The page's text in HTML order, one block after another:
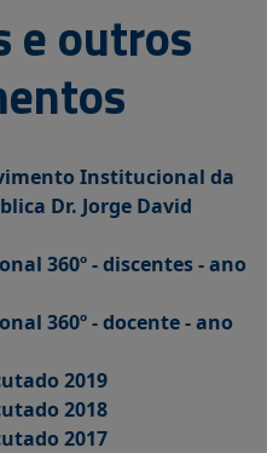
e outros
Institucional da
Dr. Jorge David
360º - discentes - ano
360º - docente - ano
2019
2018
2017